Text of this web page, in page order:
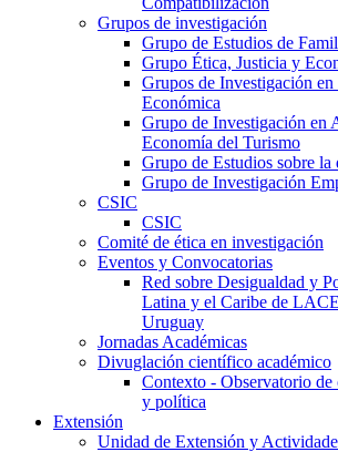
Grupos de investigación
Grupo de Estudios de
Grupo Ética, Justicia y
Grupos de Investigación
Económica
Grupo de Investigación en
Economía del Turismo
Grupo de Estudios sobre
Grupo de Investigación
CSIC
CSIC
Comité de ética en investigación
Eventos y Convocatorias
Red sobre Desigualdad y
Latina y el Caribe de
Uruguay
Jornadas Académicas
Divuglación científico académico
Contexto - Observatorio de
y política
Extensión
Unidad de Extensión y